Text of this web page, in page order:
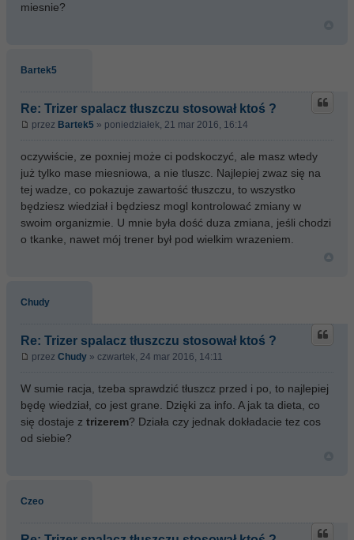
miesnie?
Bartek5
Re: Trizer spalacz tłuszczu stosował ktoś ?
przez Bartek5 » poniedziałek, 21 mar 2016, 16:14
oczywiście, ze poxniej może ci podskoczyć, ale masz wtedy
już tylko mase miesniowa, a nie tluszc. Najlepiej zwaz się na
tej wadze, co pokazuje zawartość tłuszczu, to wszystko
będziesz wiedział i będziesz mogl kontrolować zmiany w
swoim organizmie. U mnie była dość duza zmiana, jeśli chodzi
o tkanke, nawet mój trener był pod wielkim wrazeniem.
Chudy
Re: Trizer spalacz tłuszczu stosował ktoś ?
przez Chudy » czwartek, 24 mar 2016, 14:11
W sumie racja, tzeba sprawdzić tłuszcz przed i po, to najlepiej
będę wiedział, co jest grane. Dzięki za info. A jak ta dieta, co
się dostaje z trizerem? Działa czy jednak dokładacie tez cos
od siebie?
Czeo